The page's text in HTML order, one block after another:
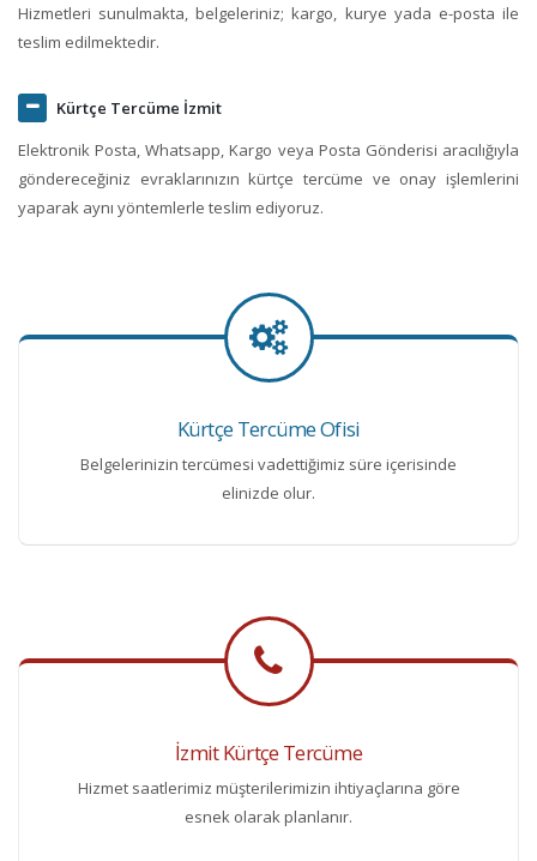
Hizmetleri sunulmakta, belgeleriniz; kargo, kurye yada e-posta ile
teslim edilmektedir.
Kürtçe Tercüme İzmit
Elektronik Posta, Whatsapp, Kargo veya Posta Gönderisi aracılığıyla
göndereceğiniz evraklarınızın kürtçe tercüme ve onay işlemlerini
yaparak aynı yöntemlerle teslim ediyoruz.
Kürtçe Tercüme Ofisi
Belgelerinizin tercümesi vadettiğimiz süre içerisinde
elinizde olur.
İzmit Kürtçe Tercüme
Hizmet saatlerimiz müşterilerimizin ihtiyaçlarına göre
esnek olarak planlanır.